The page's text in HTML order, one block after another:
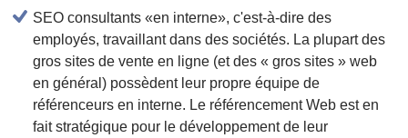
SEO consultants «en interne», c'est-à-dire des
employés, travaillant dans des sociétés. La plupart des
gros sites de vente en ligne (et des « gros sites » web
en général) possèdent leur propre équipe de
référenceurs en interne. Le référencement Web est en
fait stratégique pour le développement de leur